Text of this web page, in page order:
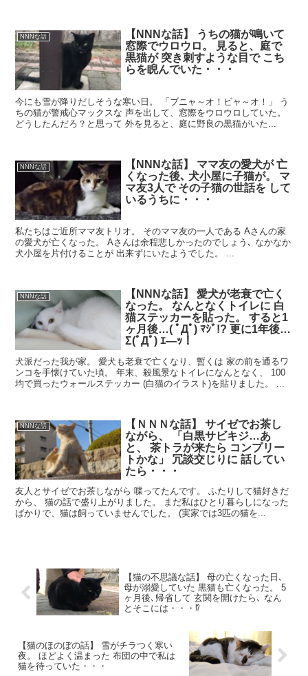
NNNな話
【NNNな話】 うちの猫が鳴いて
窓際でウロウロ。 見ると、庭で
黒猫が 突き刺すような目で こち
らを睨んでいた・・・
今にも雪が降りだしそうな寒い日。 「ブニャ～オ！ビャ～オ！」 う
ちの猫が警戒心マックスな 声を出して、窓際をウロウロしていた。
どうしたんだろ？と思って 外を見ると、庭に野良の黒猫がいた...
NNNな話
【NNNな話】 ママ友の愛犬が 亡
くなった後､ 犬小屋に子猫が。 マ
マ友3人で その子猫の世話を して
いるうちに・・・
私たちはご近所ママ友トリオ。 そのママ友の一人である Aさんの家
の愛犬が亡くなった。 Aさんは余程悲しかったのでしょう､ なかなか
犬小屋を片付けることが 出来ずにいたようでした。 ...
NNNな話
【NNNな話】 愛犬が老衰で亡く
なった。 なんとなくトイレに 白
猫ステッカーを貼った。 すると1
ヶ月後…( ﾟДﾟ) ﾏｼﾞ!? 更に1年後…
Σ(ﾟДﾟ) ｴ―ｯ！
犬派だった我が家。 愛犬も老衰で亡くなり、暫くは 家の前を通るワ
ンコを手懐けていた頃。 年末、殺風景なトイレになんとなく、 100
均で買ったウォールステッカー (白猫のイラスト)を貼りました。 ...
NNNな話
【ＮＮＮな話】 サイゼでお茶し
ながら、 「白黒サビキジ…あ
と、 茶トラが来たら コンプリー
トかな」 冗談交じりに 話してい
たら・・・
友人とサイゼでお茶しながら 喋ってたんです。 ふたりして猫好きだ
から、 猫の話で盛り上がりました。 まだ私はひとり暮らしになった
ばかりで、猫は飼っていませんでした。 (実家では3匹の猫を...
【猫の不思議な話】 母の亡くなった日､
母が溺愛していた 黒猫も亡くなった。 5
ヶ月後､帰省して 玄関を開けたら､ なん
とそこには・・・⁉
【猫のほのぼの話】 雪がチラつく寒い
夜。 ほどよく温まった 布団の中で私は
猫を待っていた・・・